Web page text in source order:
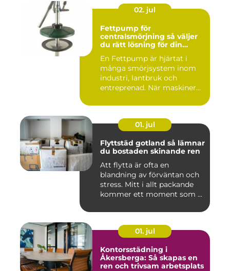
02. jul
Fettpump för
centralsmörjning så väljer
du rätt lösning för din
En Fettpump är hjärtat i
många smörjsystem inom
industri, lantbruk och
entreprenad. När maskiner
01. jul
Flyttstäd gotland så lämnar
du bostaden skinande ren
Att flytta är ofta en
blandning av förväntan och
stress. Mitt i allt packande
kommer ett moment som ...
01. jul
Kontorsstädning i
Åkersberga: Så skapas en
ren och trivsam arbetsplats